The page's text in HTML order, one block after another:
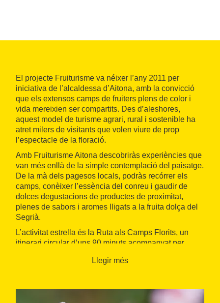
El projecte Fruiturisme va néixer l’any 2011 per
iniciativa de l’alcaldessa d’Aitona, amb la convicció
que els extensos camps de fruiters plens de color i
vida mereixien ser compartits. Des d’aleshores,
aquest model de turisme agrari, rural i sostenible ha
atret milers de visitants que volen viure de prop
l’espectacle de la floració.
Amb Fruiturisme Aitona descobriràs experiències que
van més enllà de la simple contemplació del paisatge.
De la mà dels pagesos locals, podràs recórrer els
camps, conèixer l’essència del conreu i gaudir de
dolces degustacions de productes de proximitat,
plenes de sabors i aromes lligats a la fruita dolça del
Segrià.
L’activitat estrella és la Ruta als Camps Florits, un
itinerari circular d’uns 90 minuts acompanyat per
recorregut acaba en un impressionant camp on un
Llegir més